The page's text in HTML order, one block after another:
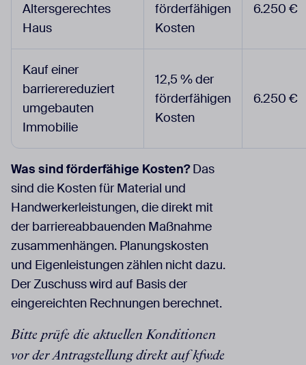
Altersgerechtes
Haus
förderfähigen
Kosten
6.250 €
Kauf einer
barrierereduziert
umgebauten
Immobilie
12,5 % der
förderfähigen
Kosten
6.250 €
Was sind förderfähige Kosten?Das
sind die Kosten für Material und
Handwerkerleistungen, die direkt mit
der barriereabbauenden Maßnahme
zusammenhängen. Planungskosten
und Eigenleistungen zählen nicht dazu.
Der Zuschuss wird auf Basis der
eingereichten Rechnungen berechnet.
Bitte prüfe die aktuellen Konditionen
vor der Antragstellung direkt auf kfw.de